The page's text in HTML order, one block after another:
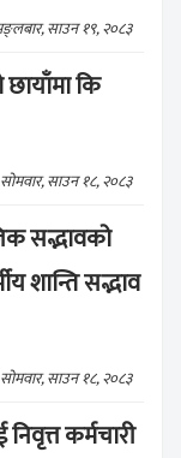
साउन १९, २०८३
कि
सोमवार, साउन १८, २०८३
सद्भावको
शान्ति सद्भाव
सोमवार, साउन १८, २०८३
कर्मचारी